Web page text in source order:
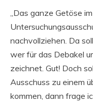
„Das ganze Getöse
nachvollziehen. Da
wer für das Debakel
zeichnet. Gut! Doch
Ausschuss zu einem
kommen, dann frage